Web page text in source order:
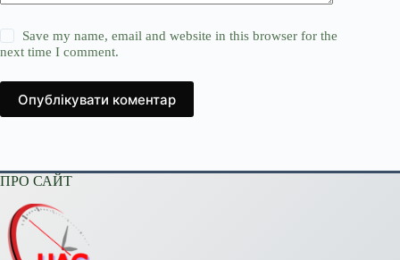
Save my name, email and website in this browser for the
next time I comment.
Опублікувати коментар
ПРО САЙТ